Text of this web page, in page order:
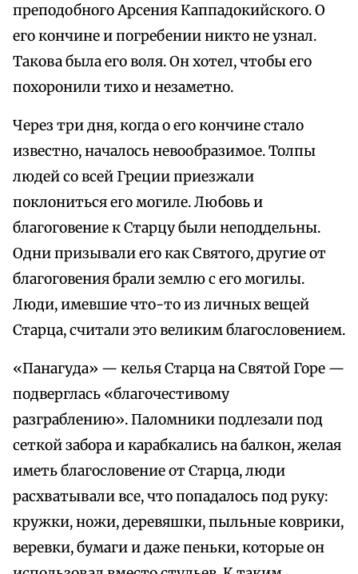
преподобного Арсения Каппадокийского. О
его кончине и погребении никто не узнал.
Такова была его воля. Он хотел, чтобы его
похоронили тихо и незаметно.
Через три дня, когда о его кончине стало
известно, началось невообразимое. Толпы
людей со всей Греции приезжали
поклониться его могиле. Любовь и
благоговение к Старцу были неподдельны.
Одни призывали его как Святого, другие от
благоговения брали землю с его могилы.
Люди, имевшие что-то из личных вещей
Старца, считали это великим благословением.
«Панагуда» — келья Старца на Святой Горе —
подверглась «благочестивому
разграблению». Паломники подлезали под
сеткой забора и карабкались на балкон, желая
иметь благословение от Старца, люди
расхватывали все, что попадалось под руку:
кружки, ножи, деревяшки, пыльные коврики,
веревки, бумаги и даже пеньки, которые он